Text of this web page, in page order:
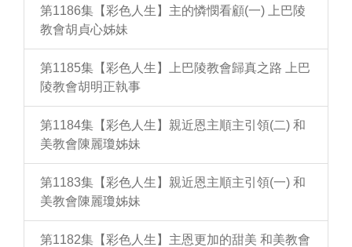
第1186集【彩色人生】主的憐憫看顧(一) 上巴陵
教會胡貞心姊妹
第1185集【彩色人生】上巴陵教會歸真之路 上巴
陵教會胡明正執事
第1184集【彩色人生】親近恩主順主引領(二) 和
美教會陳麗瓊姊妹
第1183集【彩色人生】親近恩主順主引領(一) 和
美教會陳麗瓊姊妹
第1182集【彩色人生】主恩更加的甜美 和美教會